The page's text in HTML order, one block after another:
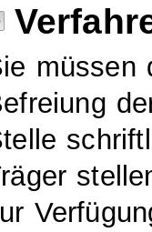
müssen